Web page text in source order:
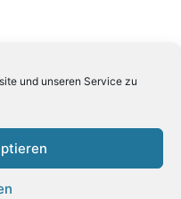
und unseren Service zu
-Datenschutzerklärung
Sie unsere